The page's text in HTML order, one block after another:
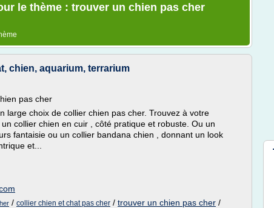
le thème : trouver un chien pas cher
chien, aquarium, terrarium
pas cher
large choix de collier chien pas cher. Trouvez à votre
collier chien en cuir , côté pratique et robuste. Ou un
fantaisie ou un collier bandana chien , donnant un look
et...
/ collier chien et chat pas cher / trouver un chien pas cher /